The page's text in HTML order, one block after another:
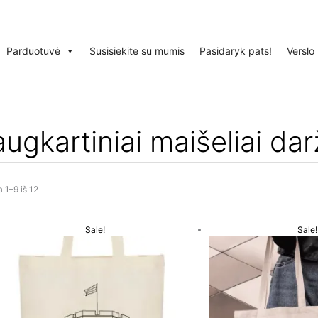
Parduotuvė Susisiekite su mumis Pasidaryk pats!
maišeliai
1–9 iš 12
Sale!
Original
€16.99.
price
€8.99.
Sale!
was: